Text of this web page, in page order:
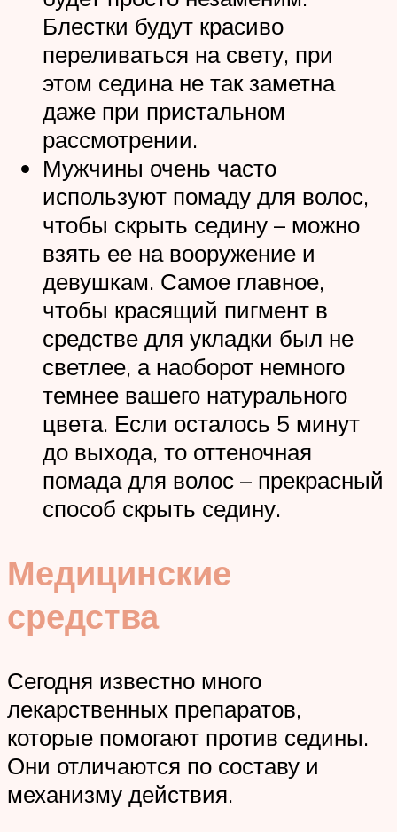
Блестки будут красиво
переливаться на свету, при
этом седина не так заметна
даже при пристальном
рассмотрении.
Мужчины очень часто
используют помаду для волос,
чтобы скрыть седину – можно
взять ее на вооружение и
девушкам. Самое главное,
чтобы красящий пигмент в
средстве для укладки был не
светлее, а наоборот немного
темнее вашего натурального
цвета. Если осталось 5 минут
до выхода, то оттеночная
помада для волос – прекрасный
способ скрыть седину.
Медицинские
средства
Сегодня известно много
лекарственных препаратов,
которые помогают против седины.
Они отличаются по составу и
механизму действия.